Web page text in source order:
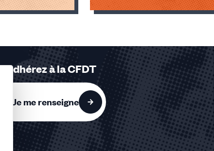
Masquer le bandeau des cookies
Adhérez à la CFDT
Je me renseigne